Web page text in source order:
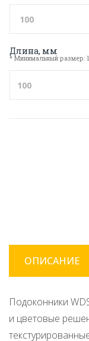
Длина, мм
* Минимальный размер:
ОПИСАНИЕ
Подоконники
и цветовые